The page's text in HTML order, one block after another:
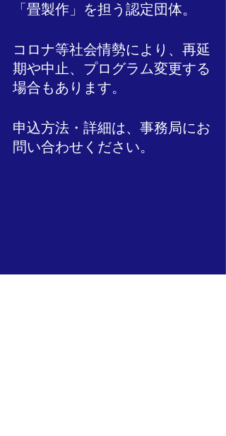
「畳製作」を担う認定団体。
コロナ等社会情勢により、再延
期や中止、プログラム変更する
場合もあります。
申込方法・詳細は、事務局にお
問い合わせください。